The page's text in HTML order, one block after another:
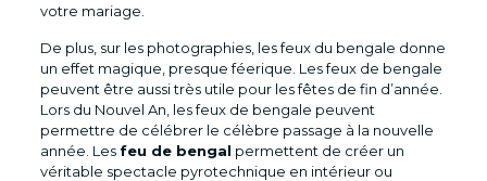
votre mariage.
De plus, sur les photographies, les feux du bengale donne
un effet magique, presque féerique. Les feux de bengale
peuvent être aussi très utile pour les fêtes de fin d’année.
Lors du Nouvel An, les feux de bengale peuvent
permettre de célébrer le célèbre passage à la nouvelle
année. Les feu de bengal permettent de créer un
véritable spectacle pyrotechnique en intérieur ou